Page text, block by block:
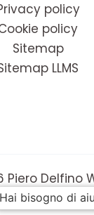
policy
policy
Sitemap
LLMS
Delfino
02387060441
Hai bisogno di